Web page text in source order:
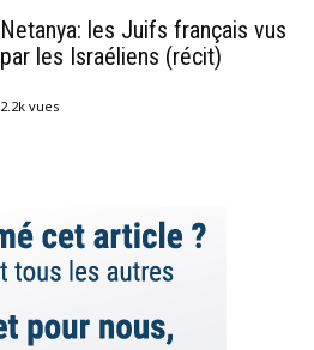
Netanya: les Juifs français vus
par les Israéliens (récit)
2.2k vues